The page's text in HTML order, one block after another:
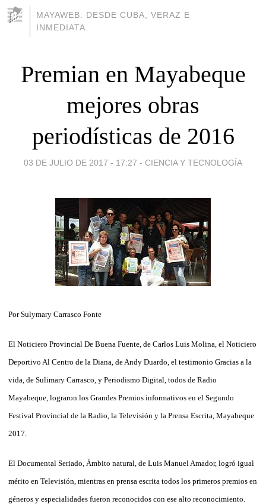
MAYAWEB: DESDE CUBA, VERAZ E
INMEDIATA.
Premian en Mayabeque
mejores obras
periodísticas de 2016
03 DE JULIO DE 2017 - 17:27 - CIENCIA Y TECNOLOGÍA
Por Sulymary Carrasco Fonte
El Noticiero Provincial De Buena Fuente, de Carlos Luis Molina, el Noticiero
Deportivo Al Centro de la Diana, de Andy Duardo, el testimonio Gracias a la
vida, de Sulimary Carrasco, y Periodismo Digital, todos de Radio
Mayabeque, lograron los Grandes Premios informativos en el Segundo
Festival Provincial de la Radio, la Televisión y la Prensa Escrita, Mayabeque
2017.
El Documental Seriado, Ámbito natural, de Luis Manuel Amador, logró igual
mérito en Televisión, mientras en prensa escrita todos los primeros premios en
géneros y especialidades fueron reconocidos con ese alto reconocimiento.